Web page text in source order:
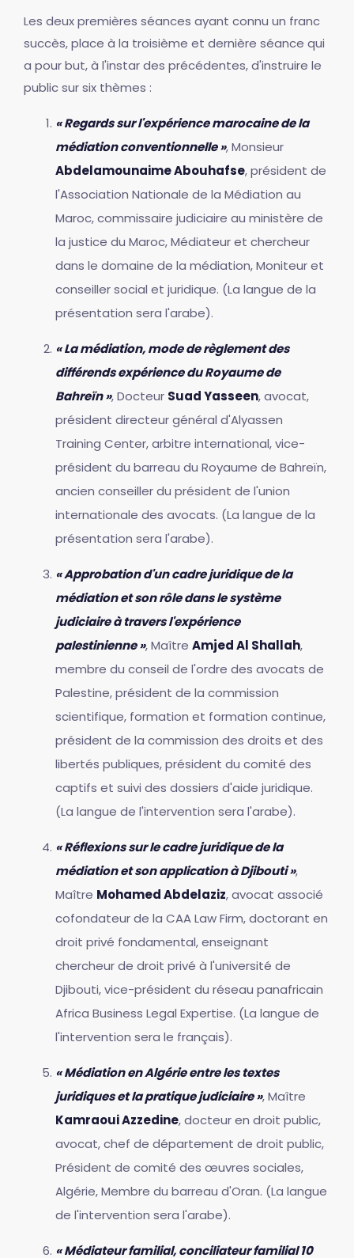
Les deux premières séances ayant connu un franc
succès, place à la troisième et dernière séance qui
a pour but, à l'instar des précédentes, d'instruire le
public sur six thèmes :
« Regards sur l'expérience marocaine de la
médiation conventionnelle », Monsieur
Abdelamounaime Abouhafse, président de
l'Association Nationale de la Médiation au
Maroc, commissaire judiciaire au ministère de
la justice du Maroc, Médiateur et chercheur
dans le domaine de la médiation, Moniteur et
conseiller social et juridique. (La langue de la
présentation sera l'arabe).
« La médiation, mode de règlement des
différends expérience du Royaume de
Bahreïn », Docteur Suad Yasseen, avocat,
président directeur général d'Alyassen
Training Center, arbitre international, vice-
président du barreau du Royaume de Bahreïn,
ancien conseiller du président de l'union
internationale des avocats. (La langue de la
présentation sera l'arabe).
« Approbation d'un cadre juridique de la
médiation et son rôle dans le système
judiciaire à travers l'expérience
palestinienne », Maître Amjed Al Shallah,
membre du conseil de l'ordre des avocats de
Palestine, président de la commission
scientifique, formation et formation continue,
président de la commission des droits et des
libertés publiques, président du comité des
captifs et suivi des dossiers d'aide juridique.
(La langue de l'intervention sera l'arabe).
« Réflexions sur le cadre juridique de la
médiation et son application à Djibouti »,
Maître Mohamed Abdelaziz, avocat associé
cofondateur de la CAA Law Firm, doctorant en
droit privé fondamental, enseignant
chercheur de droit privé à l'université de
Djibouti, vice-président du réseau panafricain
Africa Business Legal Expertise. (La langue de
l'intervention sera le français).
« Médiation en Algérie entre les textes
juridiques et la pratique judiciaire », Maître
Kamraoui Azzedine, docteur en droit public,
avocat, chef de département de droit public,
Président de comité des œuvres sociales,
Algérie, Membre du barreau d'Oran. (La langue
de l'intervention sera l'arabe).
« Médiateur familial, conciliateur familial 10